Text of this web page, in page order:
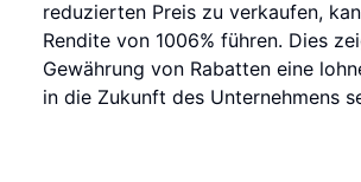
reduzierten Preis zu verkaufen,
Rendite von 1006% führen. Dies
Gewährung von Rabatten eine
in die Zukunft des Unternehmens